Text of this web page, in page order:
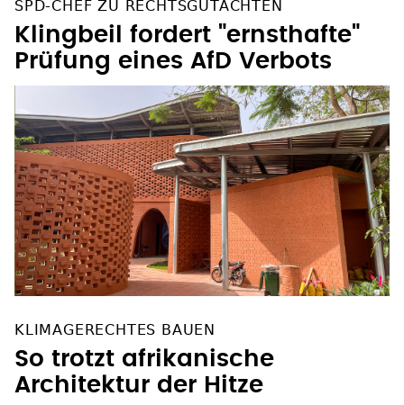
SPD-CHEF ZU RECHTSGUTACHTEN
Klingbeil fordert "ernsthafte"
Prüfung eines AfD Verbots
KLIMAGERECHTES BAUEN
So trotzt afrikanische
Architektur der Hitze